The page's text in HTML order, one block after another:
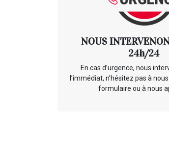
NOUS
24h/24
En cas d’urgence, nous
l’immédiat, n’hésitez pas à
formulaire ou à nous